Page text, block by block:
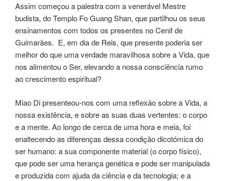
Assim começou a palestra com a venerável Mestre
budista, do Templo Fo Guang Shan, que partilhou os seus
ensinamentos com todos os presentes no Cenif de
Guimarães. E, em dia de Reis, que presente poderia ser
melhor do que uma verdade maravilhosa sobre a Vida, que
nos alimentou o Ser, elevando a nossa consciência rumo
ao crescimento espiritual?
Miao Di presenteou-nos com uma reflexão sobre a Vida, a
nossa existência, e sobre as suas duas vertentes: o corpo
e a mente. Ao longo de cerca de uma hora e meia, foi
enaltecendo as diferenças dessa condição dicotómica do
ser humano: a sua componente material (o corpo físico),
que pode ser uma herança genética e pode ser manipulada
e produzida com ajuda da ciência e da tecnologia; e a